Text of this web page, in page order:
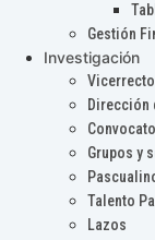
Gestión
Investigación
Dirección
Grupos y
Talento
Lazos